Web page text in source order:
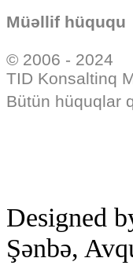
Müəllif hüququ
© 2006 - 2024
TID Konsaltinq
Bütün hüquqlar
Designed
Şənbə,